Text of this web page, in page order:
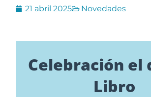
21 abril 2025 Novedades
Celebración el
Libro